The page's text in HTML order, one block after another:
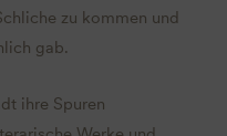
zu kommen und
gab.
ihre Spuren